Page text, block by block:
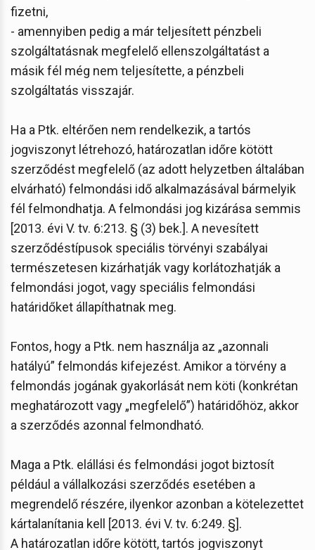
fizetni,
- amennyiben pedig a már teljesített pénzbeli
szolgáltatásnak megfelelő ellenszolgáltatást a
másik fél még nem teljesítette, a pénzbeli
szolgáltatás visszajár.
Ha a Ptk. eltérően nem rendelkezik, a tartós
jogviszonyt létrehozó, határozatlan időre kötött
szerződést megfelelő (az adott helyzetben általában
elvárható) felmondási idő alkalmazásával bármelyik
fél felmondhatja. A felmondási jog kizárása semmis
[2013. évi V. tv. 6:213. § (3) bek.]. A nevesített
szerződéstípusok speciális törvényi szabályai
természetesen kizárhatják vagy korlátozhatják a
felmondási jogot, vagy speciális felmondási
határidőket állapíthatnak meg.
Fontos, hogy a Ptk. nem használja az „azonnali
hatályú” felmondás kifejezést. Amikor a törvény a
felmondás jogának gyakorlását nem köti (konkrétan
meghatározott vagy „megfelelő”) határidőhöz, akkor
a szerződés azonnal felmondható.
Maga a Ptk. elállási és felmondási jogot biztosít
például a vállalkozási szerződés esetében a
megrendelő részére, ilyenkor azonban a kötelezettet
kártalanítania kell [2013. évi V. tv. 6:249. §].
A határozatlan időre kötött, tartós jogviszonyt